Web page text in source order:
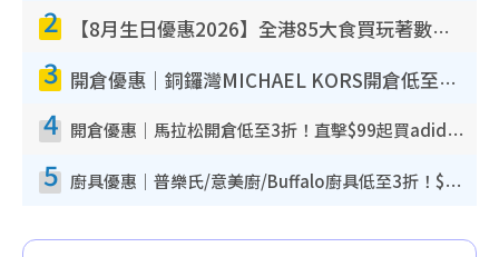
2 【8月生日優惠2026】全港85大食買玩著數攻略 自助餐/火鍋放題同行免費＋誠品/DONKI送現金券
3 開倉優惠｜銅鑼灣MICHAEL KORS開倉低至17折！直擊$500起買手袋/銀包/鞋款 必買經典Jet Set系列
4 開倉優惠｜馬拉松開倉低至3折！直擊$99起買adidas／New Balance／Puma鞋款 STANLEY保溫杯劈價至$119起
5 廚具優惠｜普樂氏/意美廚/Buffalo廚具低至3折！$89起買煎鍋／炒鑊／個人鍋 同場小家電激減至$99起